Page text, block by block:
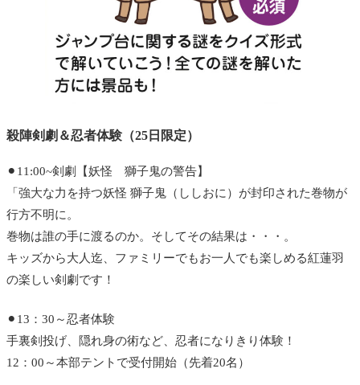
殺陣剣劇＆忍者体験（25日限定）
⚫︎11:00~剣劇【妖怪 獅子鬼の警告】
「強大な力を持つ妖怪 獅子鬼（ししおに）が封印された巻物が
行方不明に。
巻物は誰の手に渡るのか。そしてその結果は・・・。
キッズから大人迄、ファミリーでもお一人でも楽しめる紅蓮羽
の楽しい剣劇です！
⚫︎13：30～忍者体験
手裏剣投げ、隠れ身の術など、忍者になりきり体験！
12：00～本部テントで受付開始（先着20名）